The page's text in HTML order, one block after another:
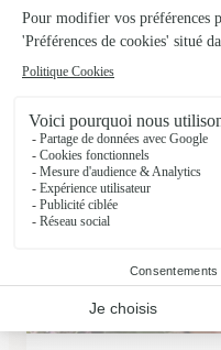
Leylandii
★★★★★4.8 (50)
Voir la boutique